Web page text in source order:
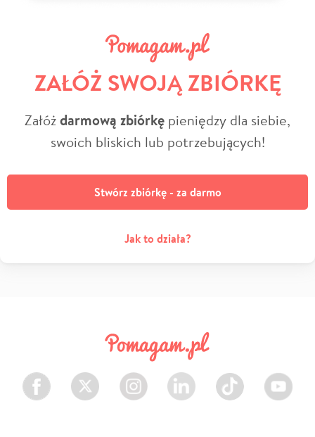
ZAŁÓŻ SWOJĄ ZBIÓRKĘ
Załóżdarmową zbiórkę pieniędzy dla siebie,
swoich bliskich lub potrzebujących!
Stwórz zbiórkę - za darmo
Jak to działa?
Facebook Twitter Instagram LinkedIn TikTok Youtube